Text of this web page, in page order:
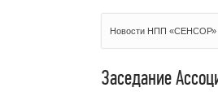
Новости НПП «СЕНСОР»
Заседание